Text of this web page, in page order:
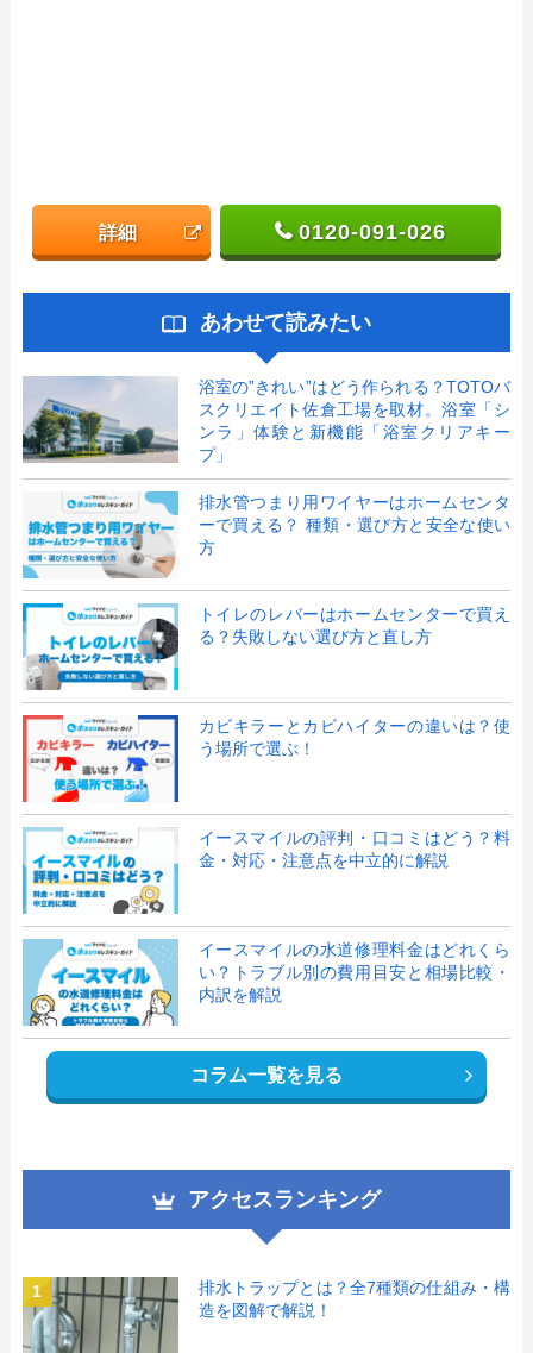
詳細 0120-091-026
あわせて読みたい
浴室の”きれい”はどう作られる？TOTOバ
スクリエイト佐倉工場を取材。浴室「シ
ンラ」体験と新機能「浴室クリアキー
プ」
排水管つまり用ワイヤーはホームセンタ
ーで買える？ 種類・選び方と安全な使い
方
トイレのレバーはホームセンターで買え
る？失敗しない選び方と直し方
カビキラーとカビハイターの違いは？使
う場所で選ぶ！
イースマイルの評判・口コミはどう？料
金・対応・注意点を中立的に解説
イースマイルの水道修理料金はどれくら
い？トラブル別の費用目安と相場比較・
内訳を解説
コラム一覧を見る
アクセスランキング
1
排水トラップとは？全7種類の仕組み・構
造を図解で解説！